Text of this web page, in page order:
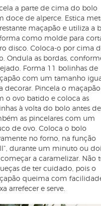
a parte de cima do bolo
doce de alperce. Estica
maçapão e utiliza a
como molde para
disco. Coloca-o por cima
Ondula as bordas,
Forma 11 bolinhas de
com um tamanho
decorar. Pincela o maçapão
o ovo batido e coloca as
à volta do bolo antes de
as pincelares com um
de ovo. Coloca o bolo
no forno, na função
durante um minuto ou
a caramelizar. Não
de ter cuidado, pois o
queima com
arrefecer e serve.